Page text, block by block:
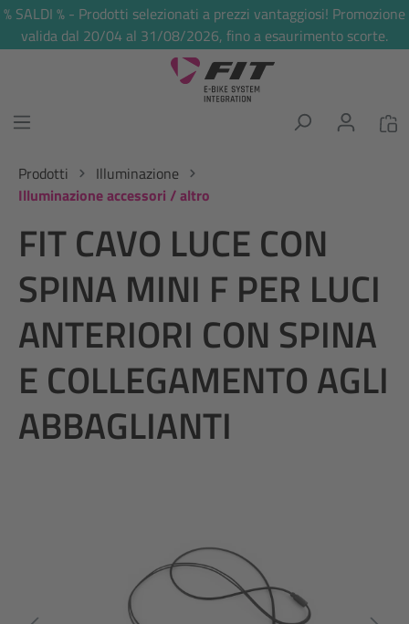
principale
% SALDI % - Prodotti selezionati a prezzi vantaggiosi! Promozione
valida dal 20/04 al 31/08/2026, fino a esaurimento scorte.
Prodotti
Illuminazione
Illuminazione accessori / altro
FIT CAVO LUCE CON
SPINA MINI F PER LUCI
ANTERIORI CON SPINA
E COLLEGAMENTO AGLI
ABBAGLIANTI